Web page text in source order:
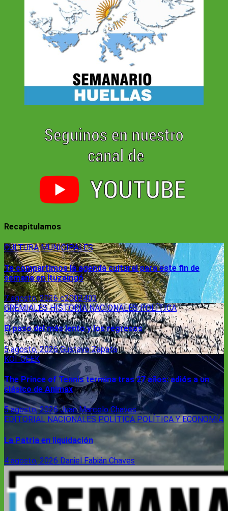
Recapitulamos
CULTURAMUNICIPALES
Te compartimos la agenda cultural para este fin de
semana en Ituzaingó
7 agosto, 2026c2002403
GREMIALESHISTORIANACIONALESPOLÍTICA
El paso del más lento y los regresos
5 agosto, 2026Gustavo Zapata
KOI-GEEK
The Prince of Tennis termina tras 27 años: adiós a un
clásico de Animax
5 agosto, 2026Juan Marcelo Chaves
EDITORIAL NACIONALES POLÍTICA POLÍTICA Y ECONOMÍA
La Patria en liquidación
4 agosto, 2026 Daniel Fabián Chaves